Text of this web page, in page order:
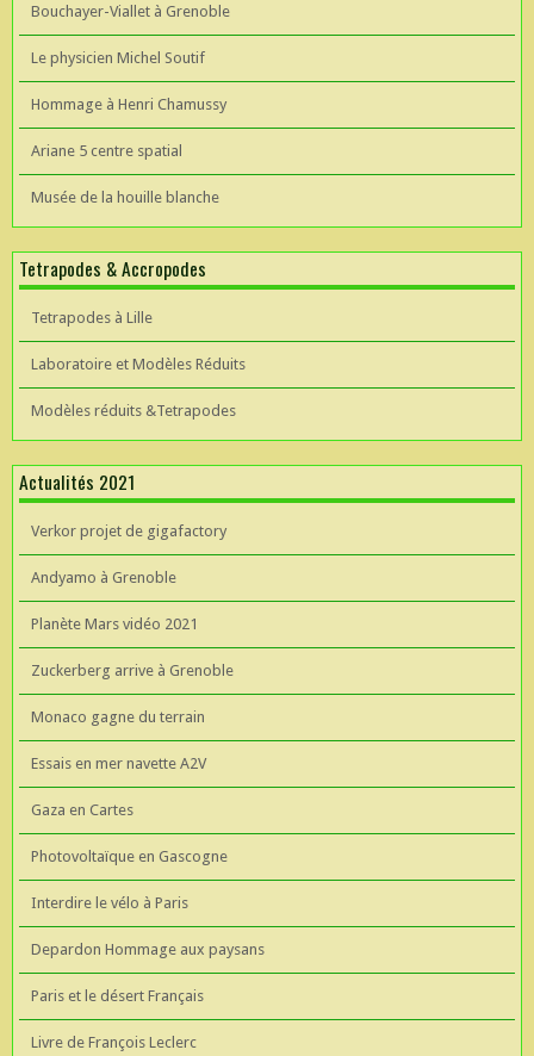
Bouchayer-Viallet à Grenoble
Le physicien Michel Soutif
Hommage à Henri Chamussy
Ariane 5 centre spatial
Musée de la houille blanche
Tetrapodes & Accropodes
Tetrapodes à Lille
Laboratoire et Modèles Réduits
Modèles réduits &Tetrapodes
Actualités 2021
Verkor projet de gigafactory
Andyamo à Grenoble
Planète Mars vidéo 2021
Zuckerberg arrive à Grenoble
Monaco gagne du terrain
Essais en mer navette A2V
Gaza en Cartes
Photovoltaïque en Gascogne
Interdire le vélo à Paris
Depardon Hommage aux paysans
Paris et le désert Français
Livre de François Leclerc